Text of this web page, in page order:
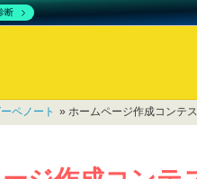
ペノート » ホームページ作成コンテ
断